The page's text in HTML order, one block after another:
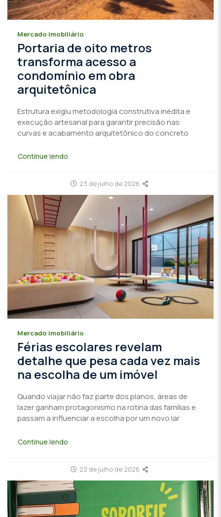
Mercado imobiliário
Portaria de oito metros
transforma acesso a
condomínio em obra
arquitetônica
Estrutura exigiu metodologia construtiva inédita e
execução artesanal para garantir precisão nas
curvas e acabamento arquitetônico do concreto
Continue lendo
23 de julho de 2026
Mercado imobiliário
Férias escolares revelam
detalhe que pesa cada vez mais
na escolha de um imóvel
Quando viajar não faz parte dos planos, áreas de
lazer ganham protagonismo na rotina das famílias e
passam a influenciar a escolha por um novo lar
Continue lendo
22 de julho de 2026